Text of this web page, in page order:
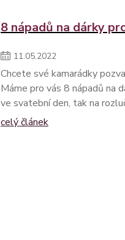
8 nápadů na dárky
11.05.2022
Chcete své kamarádky
Máme pro vás 8 nápadů na
ve svatební den, tak na
celý článek